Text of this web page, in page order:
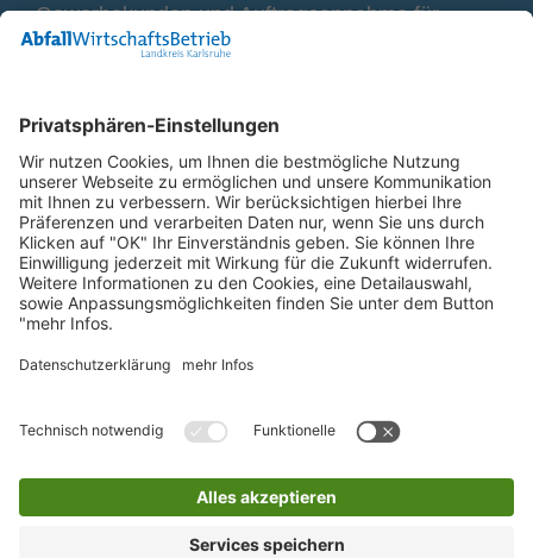
Gewerbekunden und Auftragsannahme für
Container
E-Mail
Bleiben Sie in Verbindung
Facebook Landkreis Karlsruhe
Instagram Landkreis Karlsruhe
Startseite Impressum Datenschutz
Anfahrt
Barriere melden
Barrierefreiheit